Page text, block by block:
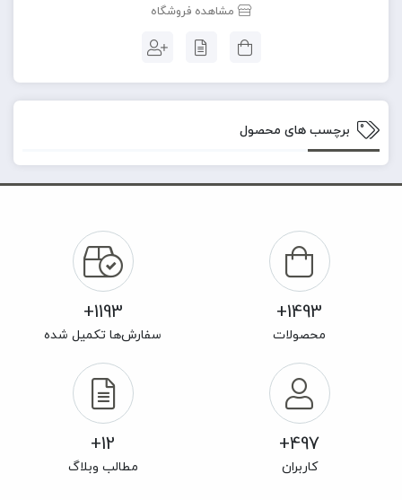
مشاهده فروشگاه
برچسب های محصول
1493+
محصولات
1193+
سفارش‌ها تکمیل شده
497+
کاربران
12+
مطالب وبلاگ